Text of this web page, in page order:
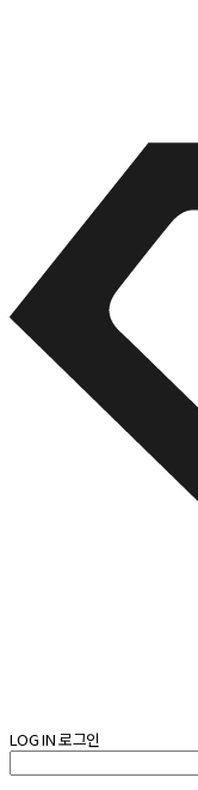
LOG IN로그인